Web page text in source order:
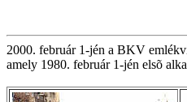
2000. február 1-jén a BKV
amely 1980. február 1-jén elsõ